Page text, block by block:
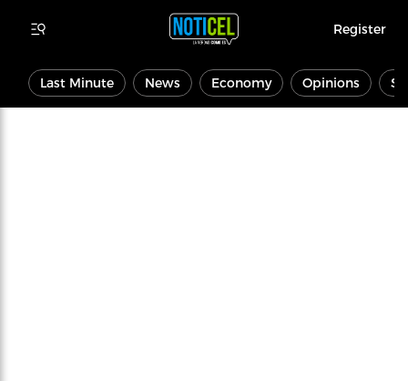
Register
Last Minute News Economy Opinions